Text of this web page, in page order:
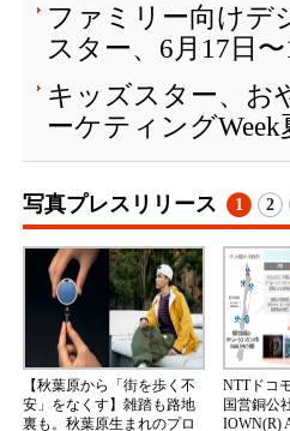
ファミリー向けデ
スター、6月17日
キッズスター、お
ーケティングWeek
写真プレスリリース 1 2
【秋葉原から「街を歩く不
安」をなくす】雑踏も路地
裏も。秋葉原生まれのプロ
NTTドコ
国営銅公
IOWN(R)